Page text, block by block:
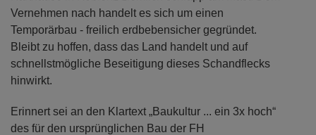
Vernehmen nach handelt es sich um einen
Temporärbau - freilich erdbebensicher gegründet.
Bleibt zu hoffen, dass das Land handelt und auf
schnellstmögliche Beseitigung dieses Schandflecks
hinwirkt.
Erinnert sei an den Klartext „Baukultur ... ein 3x hoch“
des für den ursprünglichen Bau der FH